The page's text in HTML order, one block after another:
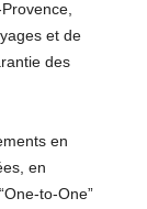
et de
des
en
en
to-One”